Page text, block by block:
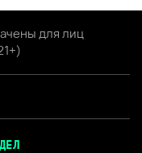
для лиц